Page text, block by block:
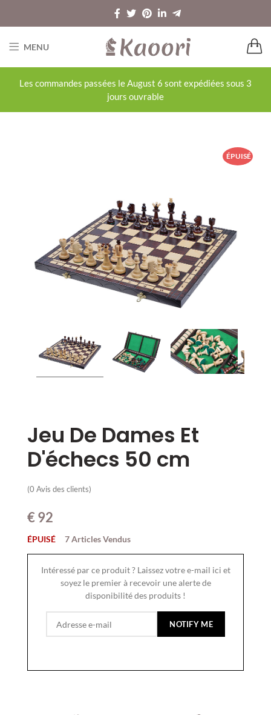
MENU
Les commandes passées le August 6 sont expédiées sous 3
jours ouvrable
ÉPUISÉ
Jeu De Dames Et
D'échecs 50 cm
(0 Avis des clients)
€92
ÉPUISÉ 7 Articles Vendus
Intéressé par ce produit ? Laissez votre e-mail ici et
soyez le premier à recevoir une alerte de
disponibilité des produits !